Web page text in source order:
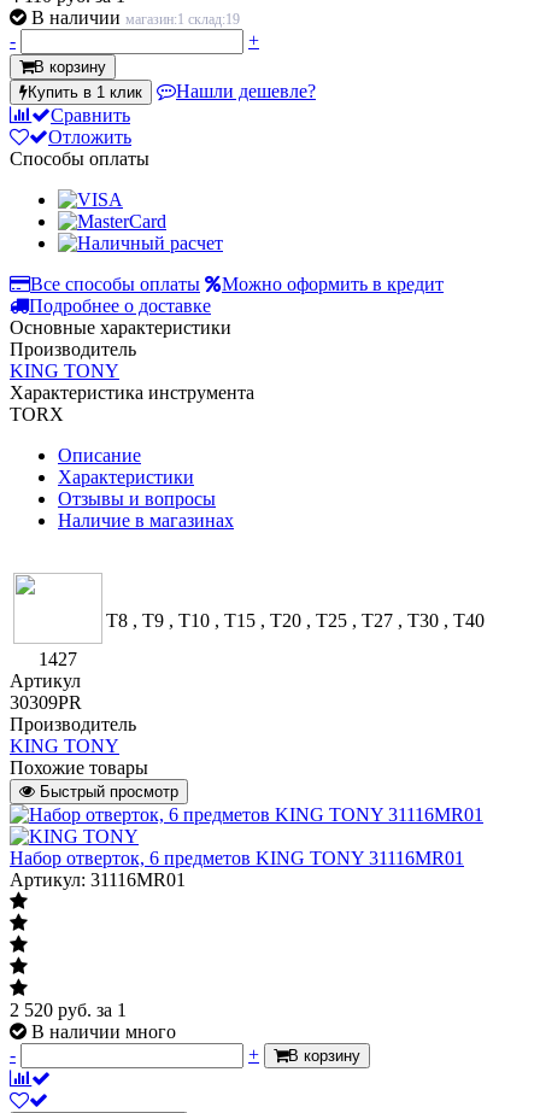
В наличии магазин:1 склад:19
- +
В корзину
Купить в 1 клик
Нашли дешевле?
Сравнить
Отложить
Способы оплаты
Все способы оплаты
Можно оформить в кредит
Подробнее о доставке
Основные характеристики
Производитель
KING TONY
Характеристика инструмента
TORX
Описание
Характеристики
Отзывы и вопросы
Наличие в магазинах
1427
T8 , T9 , T10 , T15 , T20 , T25 , T27 , T30 , T40
Артикул
30309PR
Производитель
KING TONY
Похожие товары
Быстрый просмотр
Набор отверток, 6 предметов KING TONY 31116MR01
Артикул: 31116MR01
2 520 руб. за 1
В наличии много
-
+ В корзину